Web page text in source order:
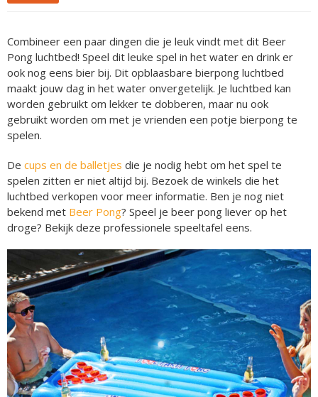
Combineer een paar dingen die je leuk vindt met dit Beer
Pong luchtbed! Speel dit leuke spel in het water en drink er
ook nog eens bier bij. Dit opblaasbare bierpong luchtbed
maakt jouw dag in het water onvergetelijk. Je luchtbed kan
worden gebruikt om lekker te dobberen, maar nu ook
gebruikt worden om met je vrienden een potje bierpong te
spelen.
De cups en de balletjes die je nodig hebt om het spel te
spelen zitten er niet altijd bij. Bezoek de winkels die het
luchtbed verkopen voor meer informatie. Ben je nog niet
bekend met Beer Pong? Speel je beer pong liever op het
droge? Bekijk deze professionele speeltafel eens.